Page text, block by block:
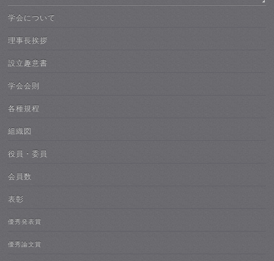
学会について
理事長挨拶
設立趣意書
学会会則
各種規程
組織図
役員・委員
会員数
表彰
優秀発表賞
優秀論文賞